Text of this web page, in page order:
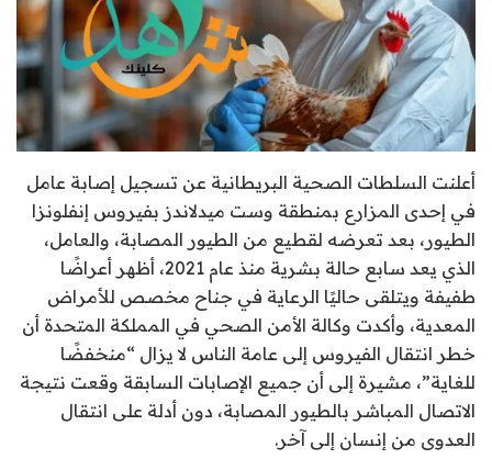
أعلنت السلطات الصحية البريطانية عن تسجيل إصابة عامل
في إحدى المزارع بمنطقة وست ميدلاندز بفيروس إنفلونزا
الطيور، بعد تعرضه لقطيع من الطيور المصابة، والعامل،
الذي يعد سابع حالة بشرية منذ عام 2021، أظهر أعراضًا
طفيفة ويتلقى حاليًا الرعاية في جناح مخصص للأمراض
المعدية، وأكدت وكالة الأمن الصحي في المملكة المتحدة أن
خطر انتقال الفيروس إلى عامة الناس لا يزال “منخفضًا
للغاية”، مشيرة إلى أن جميع الإصابات السابقة وقعت نتيجة
الاتصال المباشر بالطيور المصابة، دون أدلة على انتقال
العدوى من إنسان إلى آخر.